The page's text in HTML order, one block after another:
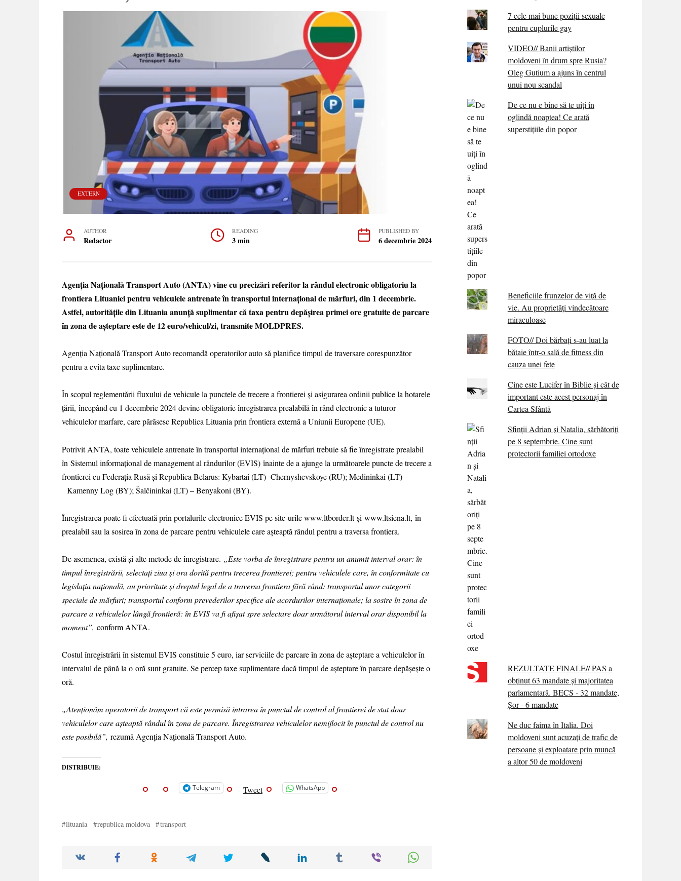
EXTERN
AUTHOR
Redactor
READING
3 min
PUBLISHED BY
6 decembrie 2024
Agenția Națională Transport Auto (ANTA) vine cu precizări referitor la rândul electronic obligatoriu la
frontiera Lituaniei pentru vehiculele antrenate în transportul internațional de mărfuri, din 1 decembrie.
Astfel, autoritățile din Lituania anunță suplimentar că taxa pentru depășirea primei ore gratuite de parcare
în zona de așteptare este de 12 euro/vehicul/zi, transmite MOLDPRES.
Agenția Națională Transport Auto recomandă operatorilor auto să planifice timpul de traversare corespunzător
pentru a evita taxe suplimentare.
În scopul reglementării fluxului de vehicule la punctele de trecere a frontierei și asigurarea ordinii publice la hotarele
țării, începând cu 1 decembrie 2024 devine obligatorie înregistrarea prealabilă în rând electronic a tuturor
vehiculelor marfare, care părăsesc Republica Lituania prin frontiera externă a Uniunii Europene (UE).
Potrivit ANTA, toate vehiculele antrenate în transportul internațional de mărfuri trebuie să fie înregistrate prealabil
în Sistemul informațional de management al rândurilor (EVIS) înainte de a ajunge la următoarele puncte de trecere a
frontierei cu Federația Rusă și Republica Belarus: Kybartai (LT) -Chernyshevskoye (RU); Medininkai (LT) –
Kamenny Log (BY); Šalčininkai (LT) – Benyakoni (BY).
Înregistrarea poate fi efectuată prin portalurile electronice EVIS pe site-urile www.ltborder.lt și www.ltsiena.lt, în
prealabil sau la sosirea în zona de parcare pentru vehiculele care așteaptă rândul pentru a traversa frontiera.
De asemenea, există şi alte metode de înregistrare. „Este vorba de înregistrare pentru un anumit interval orar: în
timpul înregistrării, selectați ziua și ora dorită pentru trecerea frontierei; pentru vehiculele care, în conformitate cu
legislația națională, au prioritate și dreptul legal de a traversa frontiera fără rând: transportul unor categorii
speciale de mărfuri; transportul conform prevederilor specifice ale acordurilor internaționale; la sosire în zona de
parcare a vehiculelor lângă frontieră: în EVIS va fi afișat spre selectare doar următorul interval orar disponibil la
moment”, conform ANTA.
Costul înregistrării în sistemul EVIS constituie 5 euro, iar serviciile de parcare în zona de așteptare a vehiculelor în
intervalul de până la o oră sunt gratuite. Se percep taxe suplimentare dacă timpul de așteptare în parcare depășește o
oră.
„Atenționăm operatorii de transport că este permisă intrarea în punctul de control al frontierei de stat doar
vehiculelor care așteaptă rândul în zona de parcare. Înregistrarea vehiculelor nemijlocit în punctul de control nu
este posibilă”, rezumă Agenția Națională Transport Auto.
DISTRIBUIE:
Telegram Tweet WhatsApp
lituania republica moldova transport
7 cele mai bune poziții sexuale
pentru cuplurile gay
VIDEO// Banii artiștilor
moldoveni în drum spre Rusia?
Oleg Gutium a ajuns în centrul
unui nou scandal
De ce nu e bine să te uiți în
oglindă noaptea! Ce arată
superstițiile din popor
Beneficiile frunzelor de viță de
vie. Au proprietăţi vindecătoare
miraculoase
FOTO// Doi bărbați s-au luat la
bătaie într-o sală de fitness din
cauza unei fete
Cine este Lucifer în Biblie și cât de
important este acest personaj în
Cartea Sfântă
Sfinții Adrian și Natalia, sărbătoriți
pe 8 septembrie. Cine sunt
protectorii familiei ortodoxe
REZULTATE FINALE// PAS a
obținut 63 mandate și majoritatea
parlamentară. BECS - 32 mandate,
Șor - 6 mandate
Ne duc faima în Italia. Doi
moldoveni sunt acuzați de trafic de
persoane și exploatare prin muncă
a altor 50 de moldoveni